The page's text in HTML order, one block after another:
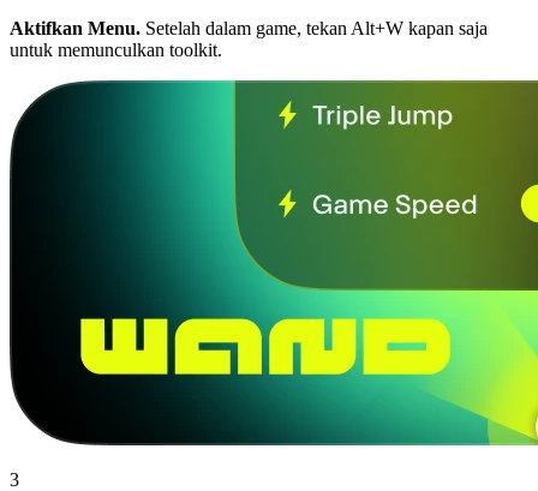
Aktifkan Menu. Setelah dalam game, tekan Alt+W kapan saja
untuk memunculkan toolkit.
3